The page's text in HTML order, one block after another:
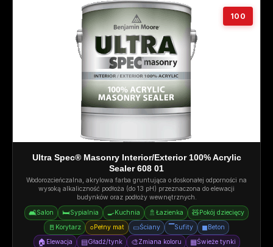
100
Ultra Spec® Masonry Interior/Exterior 100% Acrylic
Sealer 608 01
Wodorozcieńczalna, akrylowa farba gruntująca o doskonałej odporności na
wysoką alkaliczność podłoża (do 13 pH) przeznaczona do elewacji
budynków oraz podłoży wewnętrznych.
🛋️Salon 🛏️Sypialnia 🍳Kuchnia 🚿 Łazienka 🧸Pokój dziecięcy
🚪 Korytarz ○Pełny mat ▭Ściany ▔Sufity ◼Beton
🏠 Elewacja ▤Gładź/tynk 🎨Zmiana koloru ▦Świeże tynki